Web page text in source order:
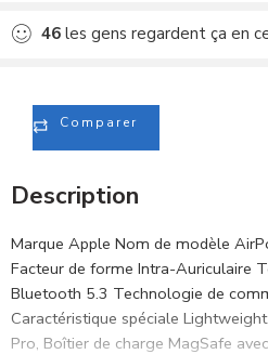
46 les gens regardent ça en
Comparer
Description
Marque Apple Nom de modèle
Facteur de forme Intra-Auriculaire
Bluetooth 5.3 Technologie de
Caractéristique spéciale
Pro, Boîtier de charge MagSafe